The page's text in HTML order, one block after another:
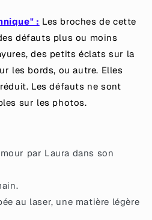
: Les broches de cette
défauts plus ou moins
des petits éclats sur la
les bords, ou autre. Elles
Les défauts ne sont
sur les photos.
par Laura dans son
au laser, une matière légère